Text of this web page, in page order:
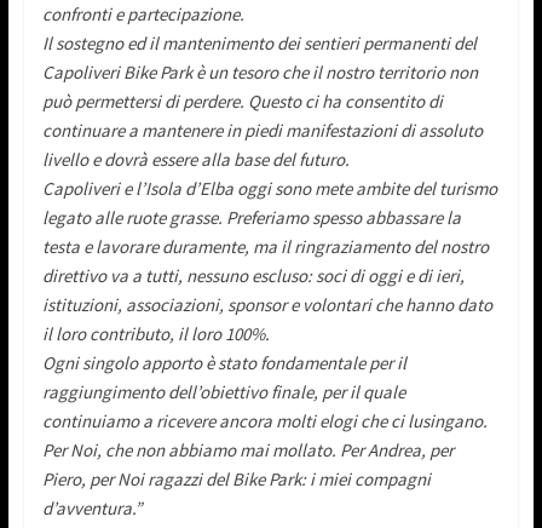
confronti e partecipazione.
Il sostegno ed il mantenimento dei sentieri permanenti del
Capoliveri Bike Park è un tesoro che il nostro territorio non
può permettersi di perdere. Questo ci ha consentito di
continuare a mantenere in piedi manifestazioni di assoluto
livello e dovrà essere alla base del futuro.
Capoliveri e l’Isola d’Elba oggi sono mete ambite del turismo
legato alle ruote grasse. Preferiamo spesso abbassare la
testa e lavorare duramente, ma il ringraziamento del nostro
direttivo va a tutti, nessuno escluso: soci di oggi e di ieri,
istituzioni, associazioni, sponsor e volontari che hanno dato
il loro contributo, il loro 100%.
Ogni singolo apporto è stato fondamentale per il
raggiungimento dell’obiettivo finale, per il quale
continuiamo a ricevere ancora molti elogi che ci lusingano.
Per Noi, che non abbiamo mai mollato. Per Andrea, per
Piero, per Noi ragazzi del Bike Park: i miei compagni
d’avventura.”